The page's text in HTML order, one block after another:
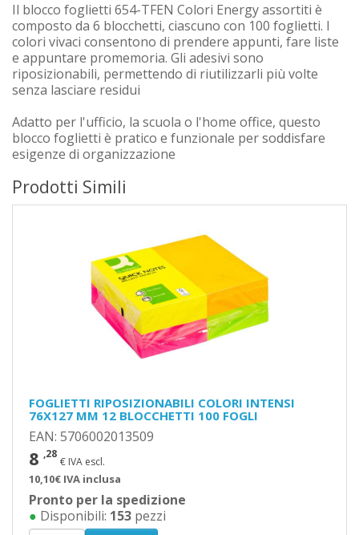
Il blocco foglietti 654-TFEN Colori Energy assortiti è
composto da 6 blocchetti, ciascuno con 100 foglietti. I
colori vivaci consentono di prendere appunti, fare liste
e appuntare promemoria. Gli adesivi sono
riposizionabili, permettendo di riutilizzarli più volte
senza lasciare residui
Adatto per l'ufficio, la scuola o l'home office, questo
blocco foglietti è pratico e funzionale per soddisfare
esigenze di organizzazione
Prodotti Simili
FOGLIETTI RIPOSIZIONABILI COLORI INTENSI
76X127 MM 12 BLOCCHETTI 100 FOGLI
EAN: 5706002013509
8 ,28
€ IVA escl.
10,10€ IVA inclusa
Pronto per la spedizione
● Disponibili: 153 pezzi